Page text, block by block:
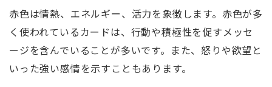
赤色は情熱、エネルギー、活力を象徴します。赤色が多
く使われているカードは、行動や積極性を促すメッセ
ージを含んでいることが多いです。また、怒りや欲望と
いった強い感情を示すこともあります。